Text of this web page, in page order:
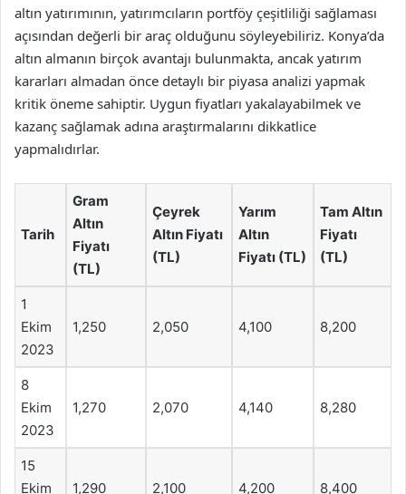
altın yatırımının, yatırımcıların portföy çeşitliliği sağlaması
açısından değerli bir araç olduğunu söyleyebiliriz. Konya’da
altın almanın birçok avantajı bulunmakta, ancak yatırım
kararları almadan önce detaylı bir piyasa analizi yapmak
kritik öneme sahiptir. Uygun fiyatları yakalayabilmek ve
kazanç sağlamak adına araştırmalarını dikkatlice
yapmalıdırlar.
Tarih
Gram
Altın
Fiyatı
(TL)
Çeyrek
Altın Fiyatı
(TL)
Yarım
Altın
Fiyatı (TL)
Tam Altın
Fiyatı
(TL)
1
Ekim
2023
1,250 2,050 4,100 8,200
8
Ekim
2023
1,270 2,070 4,140 8,280
15
Ekim
1,290 2,100 4,200 8,400